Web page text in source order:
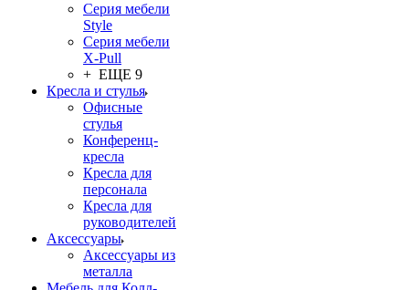
Серия мебели
Style
Серия мебели
X-Pull
+ ЕЩЕ 9
Кресла и стулья
Офисные
стулья
Конференц-
кресла
Кресла для
персонала
Кресла для
руководителей
Аксессуары
Аксессуары из
металла